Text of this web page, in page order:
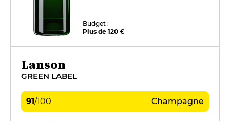
Budget :
Plus de 120 €
Lanson
GREEN LABEL
91/100 Champagne